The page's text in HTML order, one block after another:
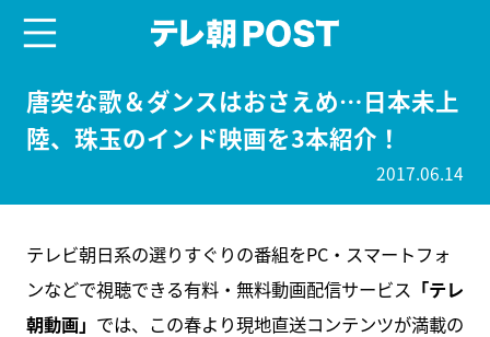
唐突な歌＆ダンスはおさえめ…日本未上
陸、珠玉のインド映画を3本紹介！
2017.06.14
テレビ朝日系の選りすぐりの番組をPC・スマートフォ
ンなどで視聴できる有料・無料動画配信サービス 「テレ
朝動画」 では、この春より現地直送コンテンツが満載の